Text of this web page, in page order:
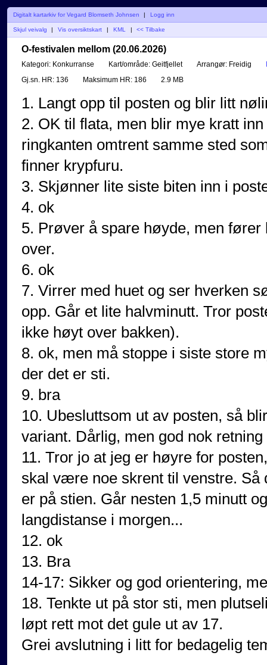
Digitalt kartarkiv for Vegard Blomseth Johnsen | Logg inn
Skjul veivalg Vis oversiktskart KML << Tilbake
O-festivalen mellom (20.06.2026)
Kategori: Konkurranse Kart/område: Geitfjellet Arrangør: Freidig
Gj.sn. HR: 136 Maksimum HR: 186 2.9 MB
1. Langt opp til posten og blir litt
2. OK til flata, men blir mye kratt
ringkanten omtrent samme sted
finner krypfuru.
3. Skjønner lite siste biten inn i
4. ok
5. Prøver å spare høyde, men
over.
6. ok
7. Virrer med huet og ser hverken
opp. Går et lite halvminutt. Tror
ikke høyt over bakken).
8. ok, men må stoppe i siste store
der det er sti.
9. bra
10. Ubesluttsom ut av posten, så
variant. Dårlig, men god nok
11. Tror jo at jeg er høyre for
skal være noe skrent til venstre. Så
er på stien. Går nesten 1,5 minutt
langdistanse i morgen...
12. ok
13. Bra
14-17: Sikker og god orientering,
18. Tenkte ut på stor sti, men
løpt rett mot det gule ut av 17.
Grei avslutning i litt for bedagelig